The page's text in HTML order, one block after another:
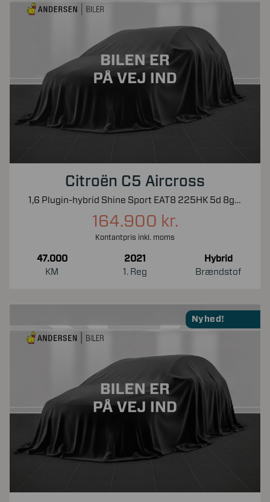
Citroën C5 Aircross
1,6 Plugin-hybrid Shine Sport EAT8 225HK 5d 8g Aut.
164.900 kr.
Kontantpris inkl. moms
47.000
KM
2021
1. Reg
Hybrid
Brændstof
Nyhed!